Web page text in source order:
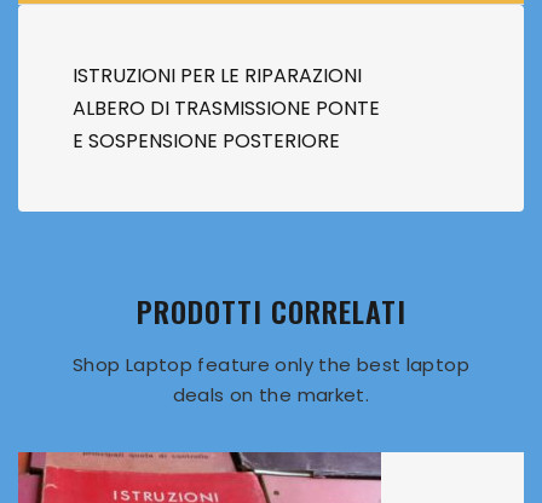
ISTRUZIONI PER LE RIPARAZIONI
ALBERO DI TRASMISSIONE PONTE
E SOSPENSIONE POSTERIORE
PRODOTTI CORRELATI
Shop Laptop feature only the best laptop
deals on the market.